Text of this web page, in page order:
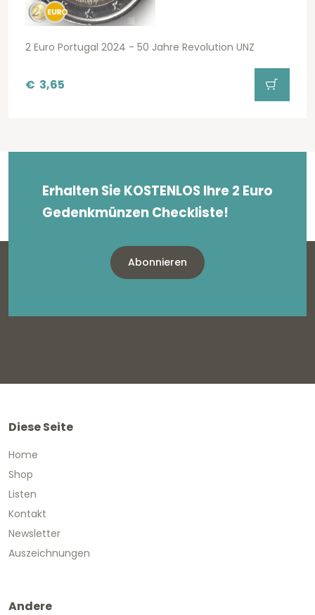
2 Euro Portugal 2024 - 50 Jahre Revolution UNZ
€ 3,65
Erhalten Sie KOSTENLOS Ihre 2 Euro
Gedenkmünzen Checkliste!
Abonnieren
Diese Seite
Home
Shop
Listen
Kontakt
Newsletter
Auszeichnungen
Andere